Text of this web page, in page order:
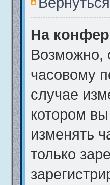
На
Возможно,
часовому
случае
котором
изменять
только